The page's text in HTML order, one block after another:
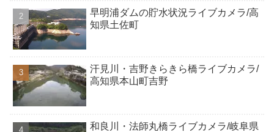
早明浦ダムの貯水状況ライブカメラ/高
知県土佐町
汗見川・吉野きらきら橋ライブカメラ/
高知県本山町吉野
和良川・法師丸橋ライブカメラ/岐阜県